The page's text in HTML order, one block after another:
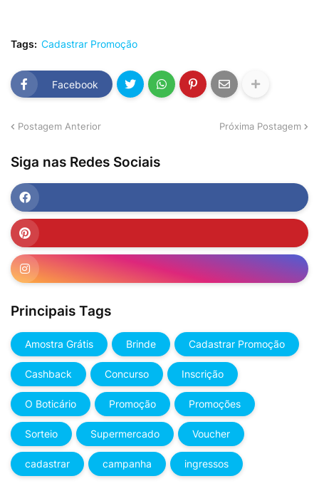
Tags: Cadastrar Promoção
Facebook
Postagem Anterior Próxima Postagem
Siga nas Redes Sociais
Principais Tags
Amostra Grátis Brinde Cadastrar Promoção
Cashback Concurso Inscrição
O Boticário Promoção Promoções
Sorteio Supermercado Voucher
cadastrar campanha ingressos